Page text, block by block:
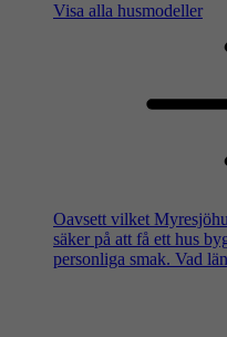
Visa alla husmodeller
Oavsett vilket
säker på att få ett hus
personliga smak. Vad